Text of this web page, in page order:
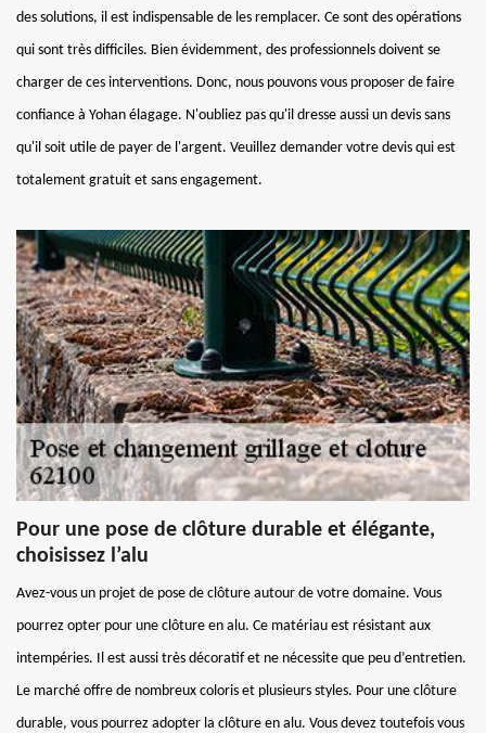
des solutions, il est indispensable de les remplacer. Ce sont des opérations
qui sont très difficiles. Bien évidemment, des professionnels doivent se
charger de ces interventions. Donc, nous pouvons vous proposer de faire
confiance à Yohan élagage. N'oubliez pas qu'il dresse aussi un devis sans
qu'il soit utile de payer de l'argent. Veuillez demander votre devis qui est
totalement gratuit et sans engagement.
Pour une pose de clôture durable et élégante,
choisissez l’alu
Avez-vous un projet de pose de clôture autour de votre domaine. Vous
pourrez opter pour une clôture en alu. Ce matériau est résistant aux
intempéries. Il est aussi très décoratif et ne nécessite que peu d’entretien.
Le marché offre de nombreux coloris et plusieurs styles. Pour une clôture
durable, vous pourrez adopter la clôture en alu. Vous devez toutefois vous